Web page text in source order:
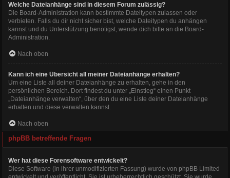
Welche Dateianhänge sind in diesem Forum zulässig?
Die Board-Administration kann bestimmte Dateitypen zulassen oder
verbieten. Falls du dir nicht sicher bist, welche Dateitypen du anhängen
kannst und du Unterstützung benötigst, wende dich bitte an die Board-
Administration.
Nach oben
Kann ich eine Übersicht all meiner Dateianhänge erhalten?
Um eine Liste all deiner Dateianhänge zu erhalten, gehe in den
persönlichen Bereich. Dort findest du unter „Einstieg“ einen Punkt
„Dateianhänge verwalten“, über den du eine Liste deiner Dateianhänge
erhalten und diese verwalten kannst.
Nach oben
phpBB betreffende Fragen
Wer hat diese Forensoftware entwickelt?
Diese Software (in ihrer unmodifizierten Fassung) wurde von phpBB Limited